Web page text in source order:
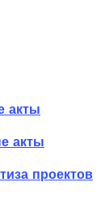
акты
акты
проектов